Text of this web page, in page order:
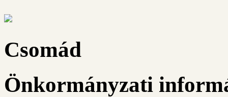
Csomád
Önkormányzati